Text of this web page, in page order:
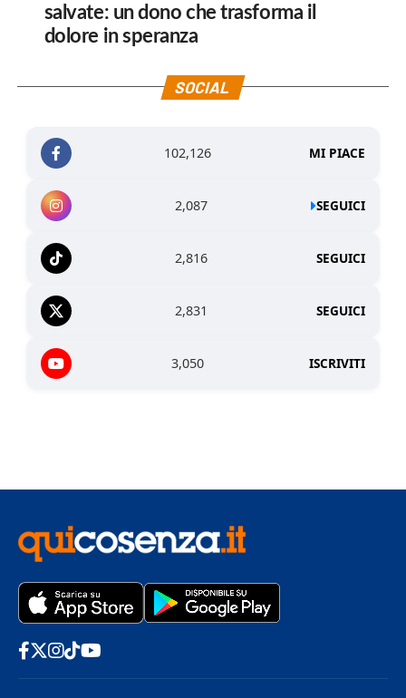
salvate: un dono che trasforma il
dolore in speranza
SOCIAL
102,126 MI PIACE
2,087 SEGUICI
2,816 SEGUICI
2,831 SEGUICI
3,050 ISCRIVITI